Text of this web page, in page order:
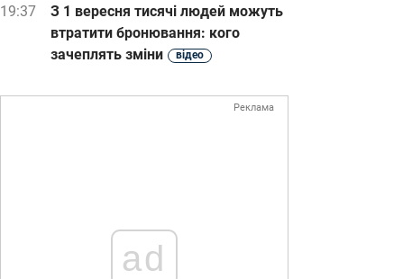
19:37
З 1 вересня тисячі людей можуть
втратити бронювання: кого
зачеплять зміни
відео
Реклама
ad